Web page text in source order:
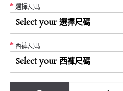
選擇尺碼
Select your 選擇尺碼
西褲尺碼
Select your 西褲尺碼